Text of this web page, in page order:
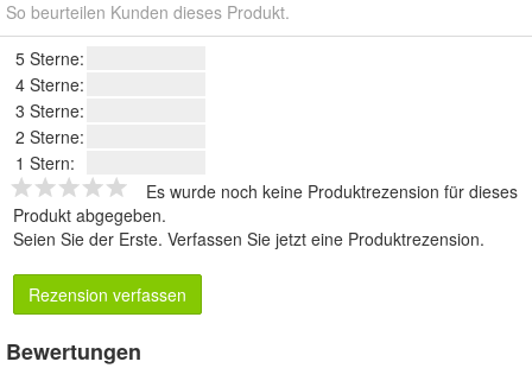
So beurteilen Kunden dieses Produkt.
5 Sterne:
4 Sterne:
3 Sterne:
2 Sterne:
1 Stern:
Es wurde noch keine Produktrezension für dieses
Produkt abgegeben.
Seien Sie der Erste. Verfassen Sie jetzt eine Produktrezension.
Rezension verfassen
Bewertungen